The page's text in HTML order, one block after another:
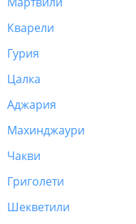
Кварели
Гурия
Цалка
Аджария
Махинджаури
Чакви
Григолети
Шекветили